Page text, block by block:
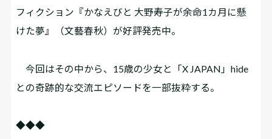
フィクション『かなえびと 大野寿子が余命1カ月に懸
けた夢』（文藝春秋）が好評発売中。
今回はその中から、15歳の少女と「X JAPAN」hide
との奇跡的な交流エピソードを一部抜粋する。
◆◆◆